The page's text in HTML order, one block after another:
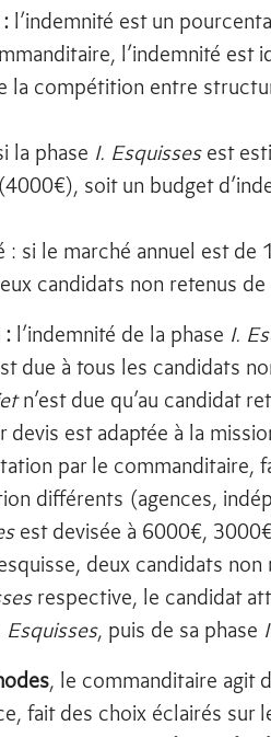
l’indemnité est un
l’indemnité est
la compétition entre
la phase I. Esquissesest
soit un budget
si le marché annuel est de
candidats non retenus de
: l’indemnité de la phase I.
due à tous les candidats
n’est due qu’au candidat
devis est adaptée à la
par le commanditaire,
différents (agences,
est devisée à 6000€,
deux candidats
respective, le candidat
Esquisses, puis de sa phase
, le commanditaire agit
fait des choix éclairés sur